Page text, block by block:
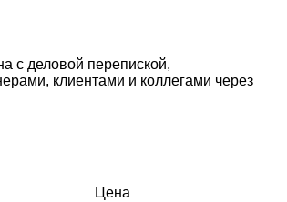
с деловой перепиской,
клиентами и коллегами через
Цена